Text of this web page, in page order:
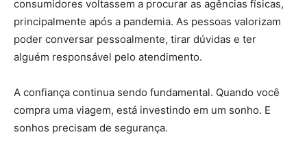
consumidores voltassem a procurar as agências físicas,
principalmente após a pandemia. As pessoas valorizam
poder conversar pessoalmente, tirar dúvidas e ter
alguém responsável pelo atendimento.
A confiança continua sendo fundamental. Quando você
compra uma viagem, está investindo em um sonho. E
sonhos precisam de segurança.